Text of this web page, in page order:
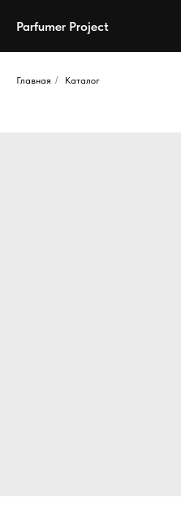
Parfumer Project
Главная / Каталог